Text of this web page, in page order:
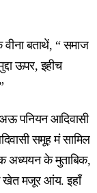
बताथें, “ समाज
ऊपर, इहीच
पनियन आदिवासी
समूह मं सामिल
अध्ययन के मुताबिक,
खेत मजूर आंय. इहाँ